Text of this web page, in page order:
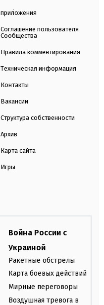
приложения
Соглашение пользователя
Сообщества
Правила комментирования
Техническая информация
Контакты
Вакансии
Структура собственности
Архив
Карта сайта
Игры
Война России с
Украиной
Ракетные обстрелы
Карта боевых действий
Мирные переговоры
Воздушная тревога в